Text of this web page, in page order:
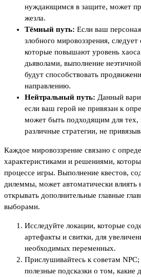
нуждающимся в защите, может
жезла.
Тёмный путь: Если ваш
злобного мировоззрения,
которые повышают уровень
дьяволами, выполнение
будут способствовать
направлению.
Нейтральный путь: Данный
если ваш герой не привязан к
может быть подходящим для тех,
различные стратегии, не
Каждое мировоззрение связано с
характеристиками и решениями,
процессе игры. Выполнение квестов,
дилеммы, может автоматически влиять
открывать дополнительные главные
выборами.
Исследуйте локации, которые
артефакты и свитки, для
необходимых переменных.
Прислушивайтесь к советам
полезные подсказки о том, какие